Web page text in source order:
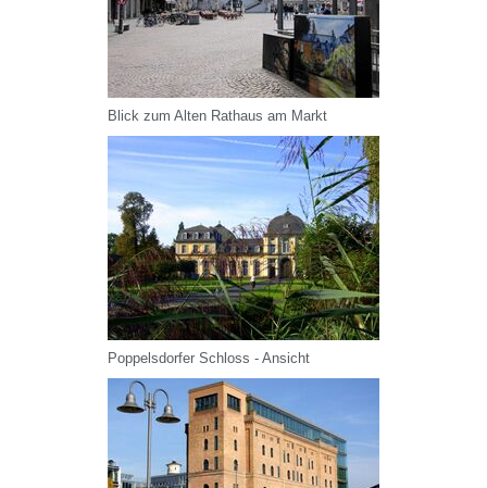
Blick zum Alten Rathaus am Markt
Poppelsdorfer Schloss - Ansicht